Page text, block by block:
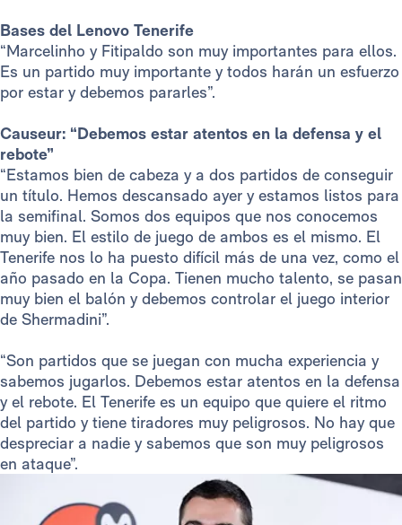
Bases del Lenovo Tenerife
“Marcelinho y Fitipaldo son muy importantes para ellos.
Es un partido muy importante y todos harán un esfuerzo
por estar y debemos pararles”.
Causeur: “Debemos estar atentos en la defensa y el
rebote”
“Estamos bien de cabeza y a dos partidos de conseguir
un título. Hemos descansado ayer y estamos listos para
la semifinal. Somos dos equipos que nos conocemos
muy bien. El estilo de juego de ambos es el mismo. El
Tenerife nos lo ha puesto difícil más de una vez, como el
año pasado en la Copa. Tienen mucho talento, se pasan
muy bien el balón y debemos controlar el juego interior
de Shermadini”.
“Son partidos que se juegan con mucha experiencia y
sabemos jugarlos. Debemos estar atentos en la defensa
y el rebote. El Tenerife es un equipo que quiere el ritmo
del partido y tiene tiradores muy peligrosos. No hay que
despreciar a nadie y sabemos que son muy peligrosos
en ataque”.